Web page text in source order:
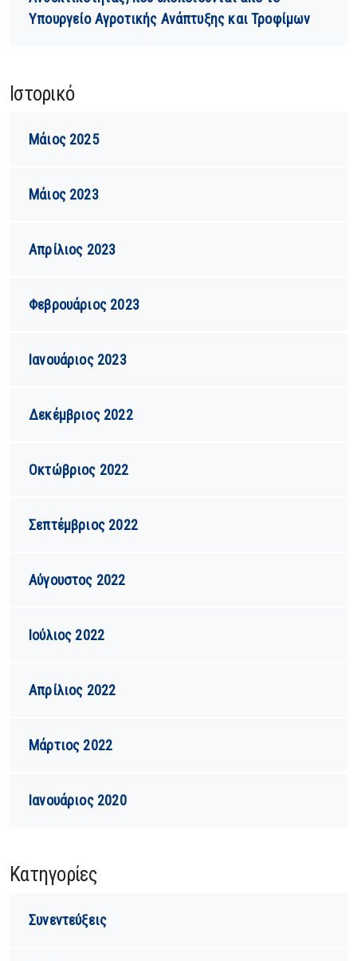
Υπουργείο Αγροτικής Ανάπτυξης και Τροφίμων
Ιστορικό
Μάιος 2025
Μάιος 2023
Απρίλιος 2023
Φεβρουάριος 2023
Ιανουάριος 2023
Δεκέμβριος 2022
Οκτώβριος 2022
Σεπτέμβριος 2022
Αύγουστος 2022
Ιούλιος 2022
Απρίλιος 2022
Μάρτιος 2022
Ιανουάριος 2020
Kατηγορίες
Συνεντεύξεις